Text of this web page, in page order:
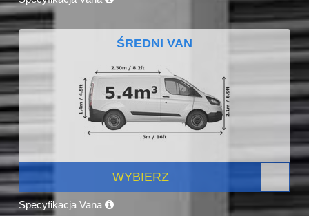
ŚREDNI VAN
WYBIERZ
Specyfikacja Vana